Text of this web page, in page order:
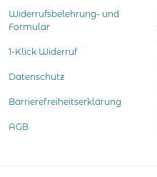
werden
Widerrufsbelehrung- und
Formular
1-Klick Widerruf
Datenschutz
Barrierefreiheitserklärung
AGB